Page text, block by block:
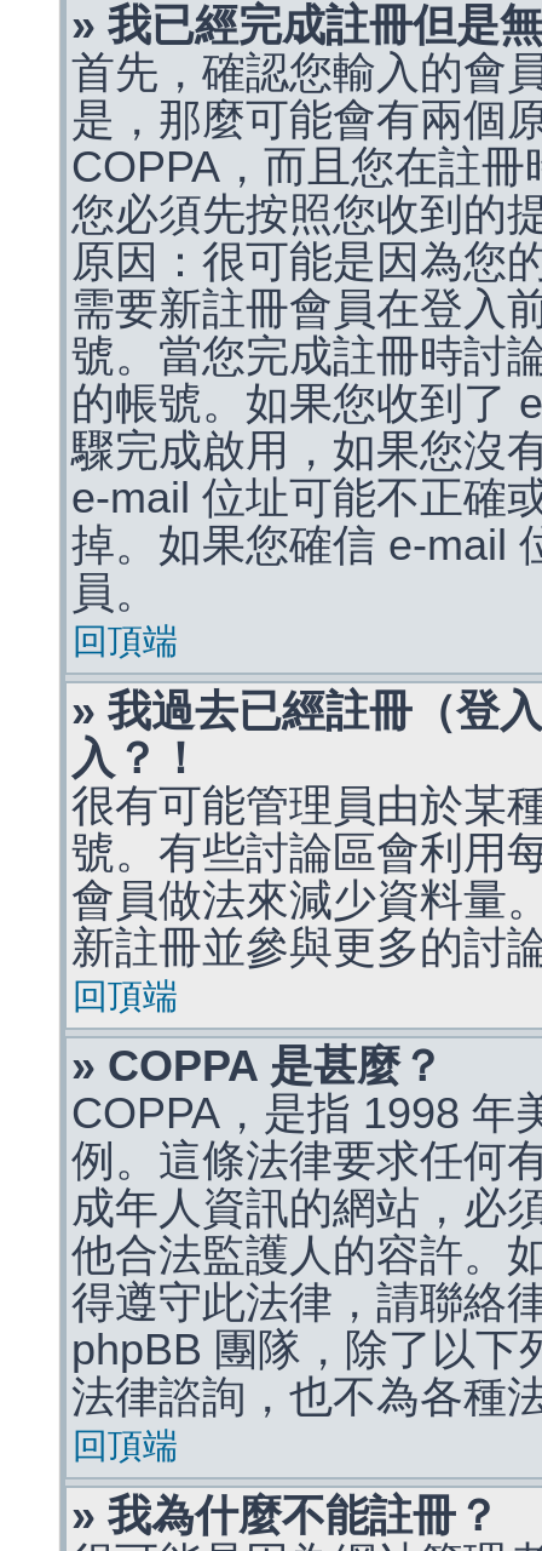
» 我已經完成註冊但是
首先，確認您輸入的會
是，那麼可能會有兩個
COPPA，而且您在註
您必須先按照您收到的
原因：很可能是因為您
需要新註冊會員在登入
號。當您完成註冊時討
的帳號。如果您收到了
驟完成啟用，如果您沒
e-mail 位址可能不正確
掉。如果您確信 e-mail
員。
回頂端
» 我過去已經註冊（登
入？！
很有可能管理員由於某
號。有些討論區會利用
會員做法來減少資料量
新註冊並參與更多的討
回頂端
» COPPA 是甚麼？
COPPA，是指 1998 年
例。這條法律要求任何
成年人資訊的網站，必
他合法監護人的容許。
得遵守此法律，請聯絡
phpBB 團隊，除了以下
法律諮詢，也不為各種
回頂端
» 我為什麼不能註冊？